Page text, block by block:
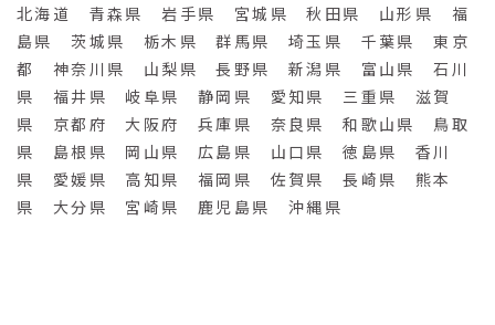
北海道 青森県 岩手県 宮城県 秋田県 山形県 福
島県 茨城県 栃木県 群馬県 埼玉県 千葉県 東京
都 神奈川県 山梨県 長野県 新潟県 富山県 石川
県 福井県 岐阜県 静岡県 愛知県 三重県 滋賀
県 京都府 大阪府 兵庫県 奈良県 和歌山県 鳥取
県 島根県 岡山県 広島県 山口県 徳島県 香川
県 愛媛県 高知県 福岡県 佐賀県 長崎県 熊本
県 大分県 宮崎県 鹿児島県 沖縄県